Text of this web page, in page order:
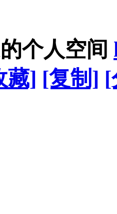
个人空间
藏] [复制] [